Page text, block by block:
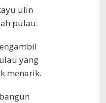
ulin
pulau.
yang
menarik.